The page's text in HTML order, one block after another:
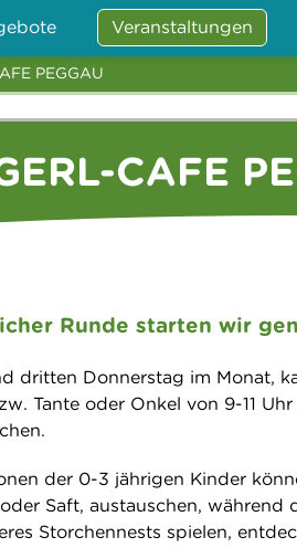
Veranstaltungen
PEGGAU
CAFE
Runde starten wir
dritten Donnerstag im Monat,
Tante oder Onkel von 9-11
der 0-3 jährigen Kinder
Saft, austauschen, während
Storchennests spielen,